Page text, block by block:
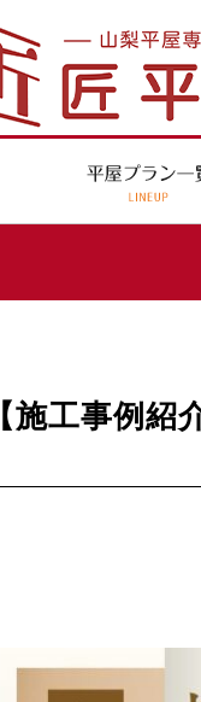
【施工事例